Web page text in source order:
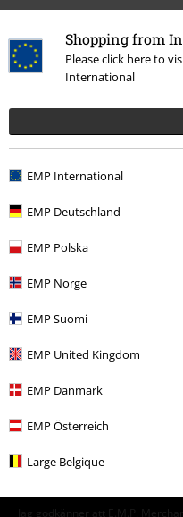
Shopping from
Please click here to
International
EMP International
EMP Deutschland
EMP Polska
EMP Norge
EMP Suomi
EMP United Kingdom
EMP Danmark
EMP Österreich
Large Belgique
More categories. More
Klädmärken Accessoarer
Klädmärken Chillouts
Accessoarer Hattar & Mössor
Rea % Tjejer
Rea % Accessoarer
15% rabatt när du registrerar
nyhetsbrev!
Jag godkänner att E.M.P.